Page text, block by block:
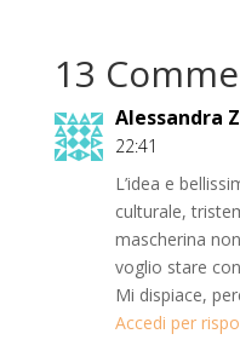
13
Alessandra
22:41
L’idea e
culturale,
mascherina
voglio stare
Mi dispiace,
Accedi per